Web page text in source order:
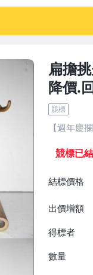
扁擔
降價.
競標
【週年慶
競標已
結標價格
出價增額
得標者
數量